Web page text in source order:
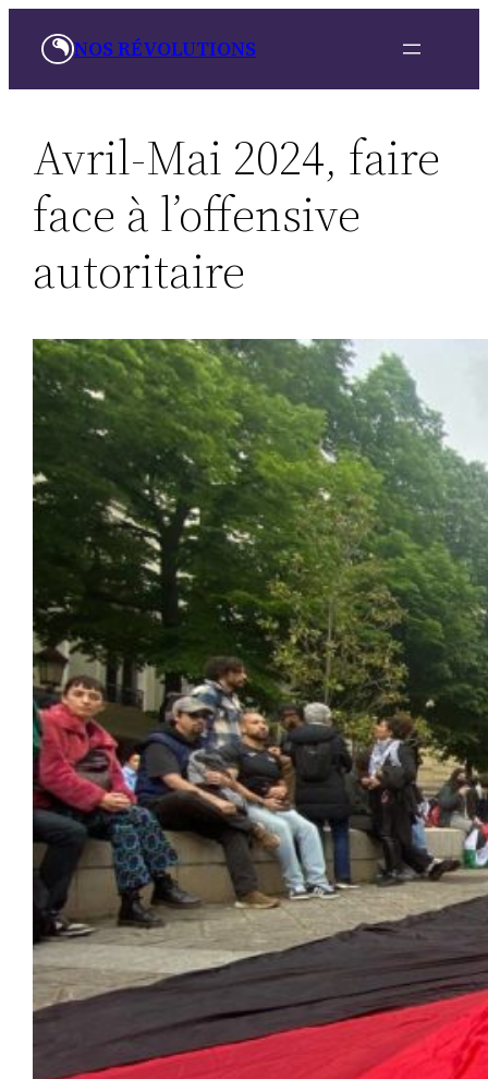
NOS RÉVOLUTIONS
Avril-Mai 2024, faire
face à l’offensive
autoritaire